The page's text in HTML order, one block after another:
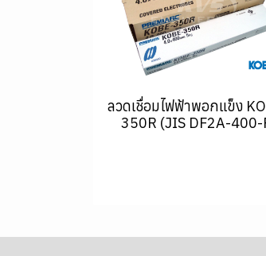
ลวดเชื่อมไฟฟ้าพอกแข็ง
350R (JIS DF2A-400-